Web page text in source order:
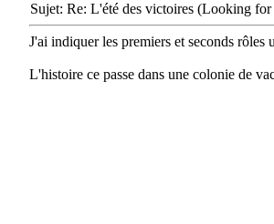
Sujet: Re: L'été des victoires (Looking
J'ai indiquer les premiers et seconds rôles
L'histoire ce passe dans une colonie de